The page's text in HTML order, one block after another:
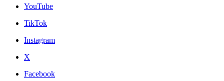
YouTube
TikTok
Instagram
X
Facebook